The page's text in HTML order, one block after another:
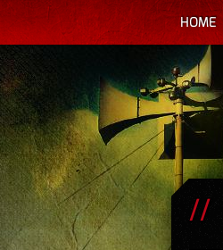
HOME